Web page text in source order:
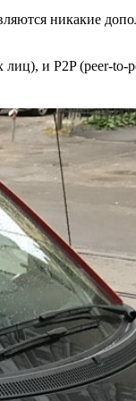
никакие
и P2P (peer-to-